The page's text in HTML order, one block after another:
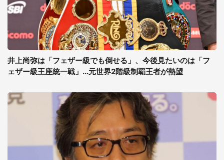
井上尚弥は「フェザー級でも倒せる」、今後見たいのは「フ
ェザー級王座統一戦」...元世界2階級制覇王者が熱望